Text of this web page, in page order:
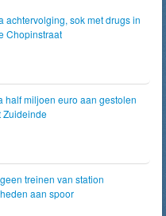
achtervolging, sok met drugs in
Chopinstraat
half miljoen euro aan gestolen
Zuideinde
treinen van station
aan spoor